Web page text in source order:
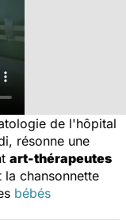
de l'hôpital
résonne une
art-thérapeutes
chansonnette
bébés